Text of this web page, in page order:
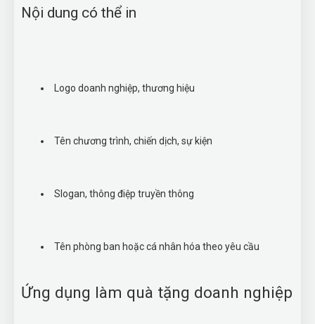
Nội dung có thể in
Logo doanh nghiệp, thương hiệu
Tên chương trình, chiến dịch, sự kiện
Slogan, thông điệp truyền thông
Tên phòng ban hoặc cá nhân hóa theo yêu cầu
Ứng dụng làm quà tặng doanh nghiệp